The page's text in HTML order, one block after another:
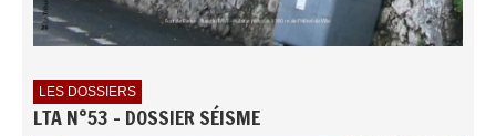
LES DOSSIERS
LTA N°53 - DOSSIER SÉISME